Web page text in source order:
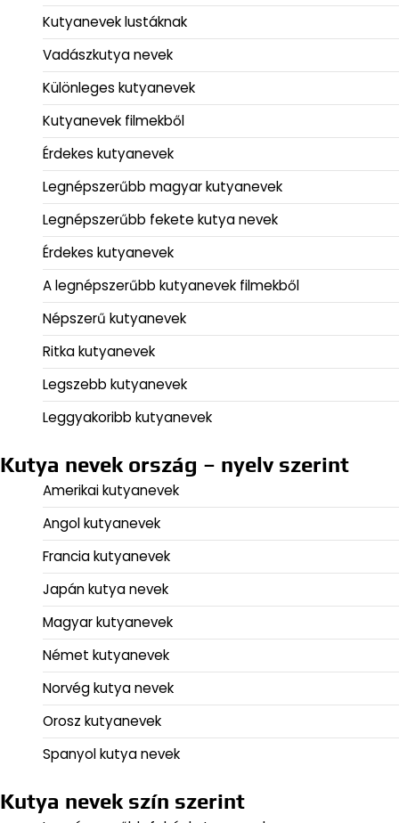
Kutyanevek lustáknak
Vadászkutya nevek
Különleges kutyanevek
Kutyanevek filmekből
Érdekes kutyanevek
Legnépszerűbb magyar kutyanevek
Legnépszerűbb fekete kutya nevek
Érdekes kutyanevek
A legnépszerűbb kutyanevek filmekből
Népszerű kutyanevek
Ritka kutyanevek
Legszebb kutyanevek
Leggyakoribb kutyanevek
Kutya nevek ország – nyelv szerint
Amerikai kutyanevek
Angol kutyanevek
Francia kutyanevek
Japán kutya nevek
Magyar kutyanevek
Német kutyanevek
Norvég kutya nevek
Orosz kutyanevek
Spanyol kutya nevek
Kutya nevek szín szerint